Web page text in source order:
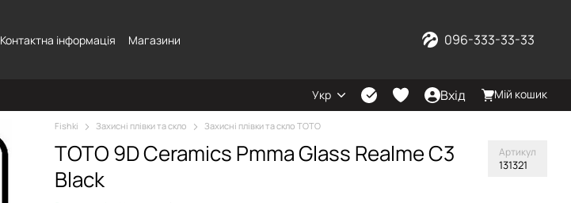
Контактна інформація Магазини 096-333-33-33
Укр Вхід Мій кошик
Fishki Захисні плівки та скло Захисні плівки та скло TOTO
TOTO 9D Ceramics Pmma Glass Realme C3
Black
Артикул
131321